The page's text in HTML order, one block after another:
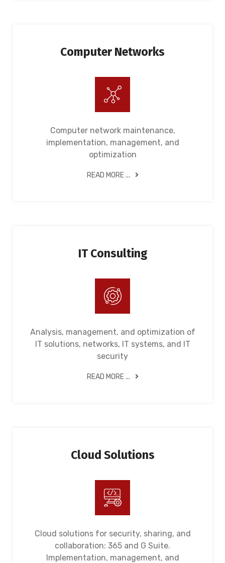
Computer Networks
Computer network maintenance,
implementation, management, and
optimization
READ MORE ...
IT Consulting
Analysis, management, and optimization of
IT solutions, networks, IT systems, and IT
security
READ MORE ...
Cloud Solutions
Cloud solutions for security, sharing, and
collaboration: 365 and G Suite.
Implementation, management, and